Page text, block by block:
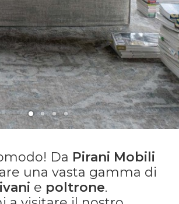
Da Pirani Mobili
una vasta gamma di
e poltrone.